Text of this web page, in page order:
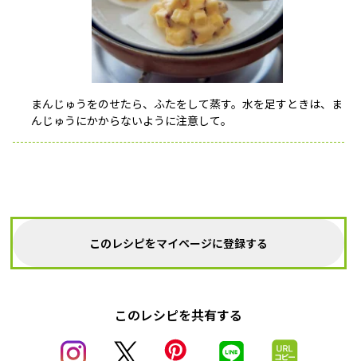
まんじゅうをのせたら、ふたをして蒸す。水を足すときは、ま
んじゅうにかからないように注意して。
このレシピをマイページに登録する
このレシピを共有する